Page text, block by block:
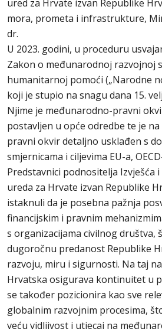
ured za Hrvate izvan Republike
mora, prometa i infrastrukture,
dr.
U 2023. godini, u proceduru
Zakon o međunarodnoj razvojnoj
humanitarnoj pomoći („Narodne
koji je stupio na snagu dana 15.
Njime je međunarodno-pravni
postavljen u opće odredbe te je
pravni okvir detaljno usklađen s
smjernicama i ciljevima EU-a,
Predstavnici podnositelja Izvješća
ureda za Hrvate izvan Republike
istaknuli da je posebna pažnja
financijskim i pravnim
s organizacijama civilnog društva,
dugoročnu predanost Republike
razvoju, miru i sigurnosti. Na taj
Hrvatska osigurava kontinuitet u
se također pozicionira kao sve
globalnim razvojnim procesima,
veću vidljivost i utjecaj na